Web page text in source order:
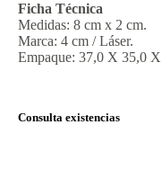
Ficha Técnica
Medidas: 8 cm x 2 cm.
Marca: 4 cm / Láser.
Empaque: 37,0 X 35,0
Consulta existencias